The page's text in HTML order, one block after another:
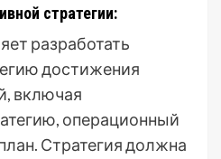
стратегии:
разработать
достижения
включая
операционный
Стратегия должна